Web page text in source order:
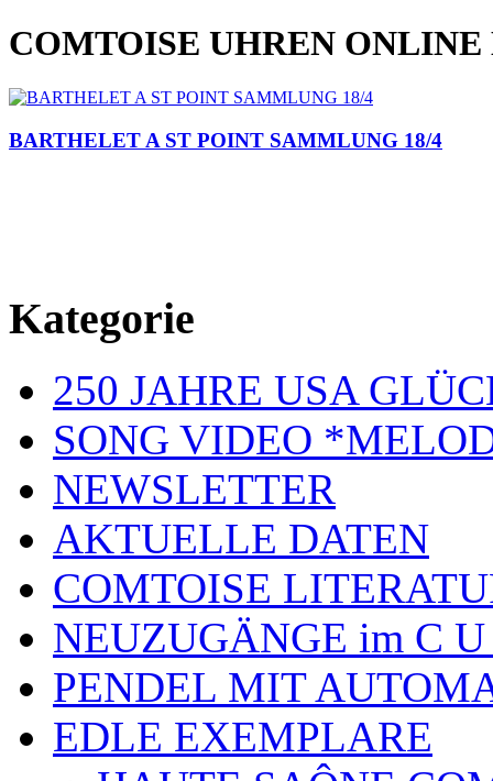
COMTOISE UHREN ONLINE
BARTHELET A ST POINT SAMMLUNG 18/4
Kategorie
250 JAHRE USA
SONG VIDEO
NEWSLETTER
AKTUELLE DATEN
COMTOISE
NEUZUGÄNGE im C
PENDEL MIT
EDLE EXEMPLARE